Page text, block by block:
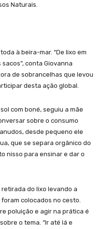
Naturais.
à beira-mar. “De lixo em
conta Giovanna
de sobrancelhas que levou
desta ação global.
com boné, seguiu a mãe
sobre o consumo
desde pequeno ele
que se separa orgânico do
nisso para ensinar e dar o
do lixo levando a
colocados no cesto.
poluição e agir na prática é
o tema. “Ir até lá e